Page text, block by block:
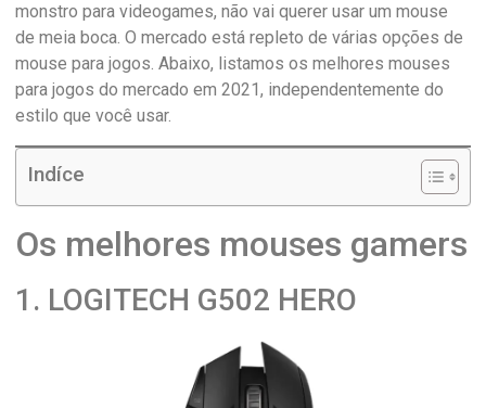
monstro para videogames, não vai querer usar um mouse
de meia boca. O mercado está repleto de várias opções de
mouse para jogos. Abaixo, listamos os melhores mouses
para jogos do mercado em 2021, independentemente do
estilo que você usar.
Indíce
Os melhores mouses gamers
1. LOGITECH G502 HERO